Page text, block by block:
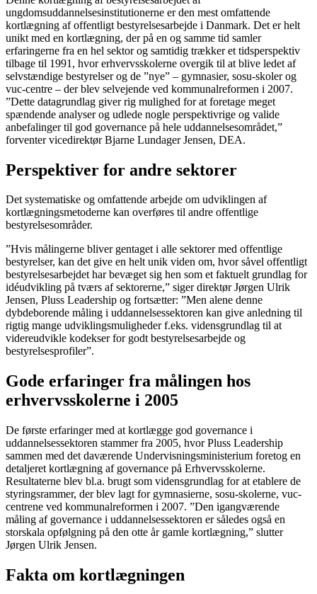
ungdomsuddannelsesinstitutionerne er den mest omfattende
kortlægning af offentligt bestyrelsesarbejde i Danmark. Det er helt
unikt med en kortlægning, der på en og samme tid samler
erfaringerne fra en hel sektor og samtidig trækker et tidsperspektiv
tilbage til 1991, hvor erhvervsskolerne overgik til at blive ledet af
selvstændige bestyrelser og de ”nye” – gymnasier, sosu-skoler og
vuc-centre – der blev selvejende ved kommunalreformen i 2007.
”Dette datagrundlag giver rig mulighed for at foretage meget
spændende analyser og udlede nogle perspektivrige og valide
anbefalinger til god governance på hele uddannelsesområdet,”
forventer vicedirektør Bjarne Lundager Jensen, DEA.
Perspektiver for andre sektorer
Det systematiske og omfattende arbejde om udviklingen af
kortlægningsmetoderne kan overføres til andre offentlige
bestyrelsesområder.
”Hvis målingerne bliver gentaget i alle sektorer med offentlige
bestyrelser, kan det give en helt unik viden om, hvor såvel offentligt
bestyrelsesarbejdet har bevæget sig hen som et faktuelt grundlag for
idéudvikling på tværs af sektorerne,” siger direktør Jørgen Ulrik
Jensen, Pluss Leadership og fortsætter: ”Men alene denne
dybdeborende måling i uddannelsessektoren kan give anledning til
rigtig mange udviklingsmuligheder f.eks. vidensgrundlag til at
videreudvikle kodekser for godt bestyrelsesarbejde og
bestyrelsesprofiler”.
Gode erfaringer fra målingen hos
erhvervsskolerne i 2005
De første erfaringer med at kortlægge god governance i
uddannelsessektoren stammer fra 2005, hvor Pluss Leadership
sammen med det daværende Undervisningsministerium foretog en
detaljeret kortlægning af governance på Erhvervsskolerne.
Resultaterne blev bl.a. brugt som vidensgrundlag for at etablere de
styringsrammer, der blev lagt for gymnasierne, sosu-skolerne, vuc-
centrene ved kommunalreformen i 2007. ”Den igangværende
måling af governance i uddannelsessektoren er således også en
storskala opfølgning på den otte år gamle kortlægning,” slutter
Jørgen Ulrik Jensen.
Fakta om kortlægningen